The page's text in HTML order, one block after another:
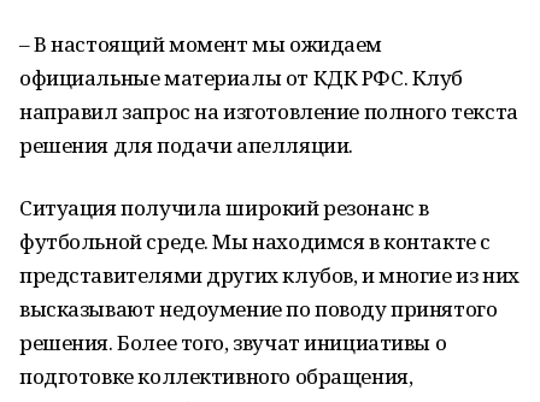
– В настоящий момент мы ожидаем
официальные материалы от КДК РФС. Клуб
направил запрос на изготовление полного текста
решения для подачи апелляции.
Ситуация получила широкий резонанс в
футбольной среде. Мы находимся в контакте с
представителями других клубов, и многие из них
высказывают недоумение по поводу принятого
решения. Более того, звучат инициативы о
подготовке коллективного обращения,